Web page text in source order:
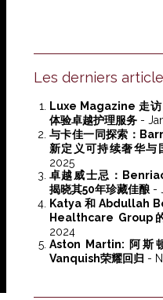
Les derniers
Luxe Magazine 走
体验卓越护理服务-
与卡佳一同探索：
新定义可持续奢华与
2025
卓越威士忌：
揭晓其50年珍藏佳酿-
Katya 和 Abdullah
Healthcare Group
2024
Aston Martin: 阿斯
Vanquish荣耀回归 -